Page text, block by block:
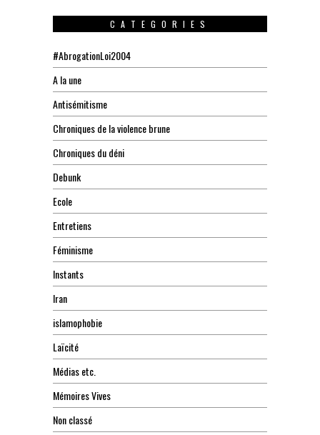
CATEGORIES
#AbrogationLoi2004
A la une
Antisémitisme
Chroniques de la violence brune
Chroniques du déni
Debunk
Ecole
Entretiens
Féminisme
Instants
Iran
islamophobie
Laïcité
Médias etc.
Mémoires Vives
Non classé